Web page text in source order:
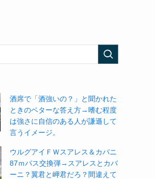
酒席で「酒強いの？」と聞かれた
ときのベターな答え方→嗜む程度
は強さに自信のある人が謙遜して
言うイメージ。
ウルグアイＦＷスアレス＆カバニ
87ｍパス交換弾→スアレスとカバ
ーニ？翼君と岬君だろ？間違えて